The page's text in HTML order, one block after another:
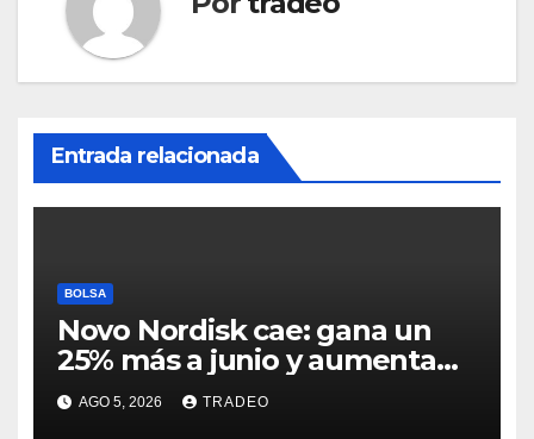
Entrada relacionada
BOLSA
Novo Nordisk cae: gana un
25% más a junio y aumenta
previsiones, pero no
convence
AGO 5, 2026 TRADEO